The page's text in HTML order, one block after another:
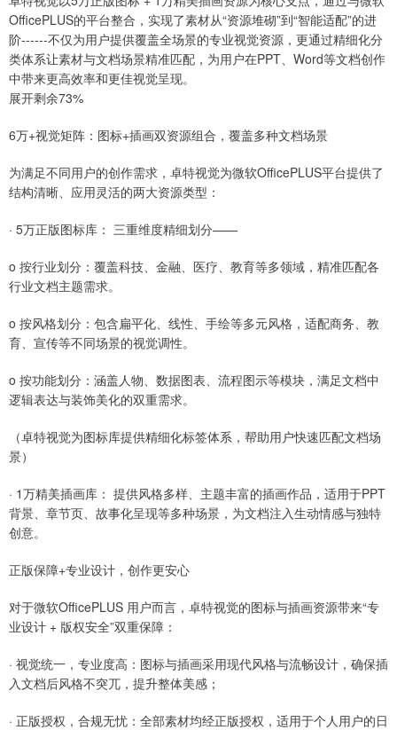
OfficePLUS的平台整合，实现了素材从“资源堆砌”到“智能适配”的进
阶------不仅为用户提供覆盖全场景的专业视觉资源，更通过精细化分
类体系让素材与文档场景精准匹配，为用户在PPT、Word等文档创作
中带来更高效率和更佳视觉呈现。
展开剩余73%
6万+视觉矩阵：图标+插画双资源组合，覆盖多种文档场景
为满足不同用户的创作需求，卓特视觉为微软OfficePLUS平台提供了
结构清晰、应用灵活的两大资源类型：
· 5万正版图标库： 三重维度精细划分——
o 按行业划分：覆盖科技、金融、医疗、教育等多领域，精准匹配各
行业文档主题需求。
o 按风格划分：包含扁平化、线性、手绘等多元风格，适配商务、教
育、宣传等不同场景的视觉调性。
o 按功能划分：涵盖人物、数据图表、流程图示等模块，满足文档中
逻辑表达与装饰美化的双重需求。
（卓特视觉为图标库提供精细化标签体系，帮助用户快速匹配文档场
景）
· 1万精美插画库： 提供风格多样、主题丰富的插画作品，适用于PPT
背景、章节页、故事化呈现等多种场景，为文档注入生动情感与独特
创意。
正版保障+专业设计，创作更安心
对于微软OfficePLUS 用户而言，卓特视觉的图标与插画资源带来“专
业设计 + 版权安全”双重保障：
· 视觉统一，专业度高：图标与插画采用现代风格与流畅设计，确保插
入文档后风格不突兀，提升整体美感；
· 正版授权，合规无忧：全部素材均经正版授权，适用于个人用户的日